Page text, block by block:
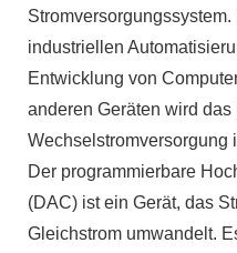
industriellen
Entwicklung von
anderen Geräten wird das
Wechselstromversorgung
Der programmierbare
(DAC) ist ein Gerät, das
Gleichstrom umwandelt.